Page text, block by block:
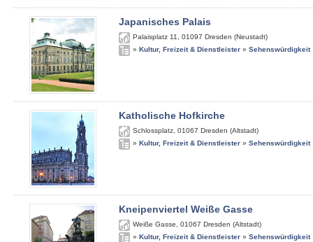
Japanisches Palais
Palaisplatz 11 01097 Dresden (Neustadt)
» Kultur, Freizeit & Dienstleister » Sehenswürdigkeit
Katholische Hofkirche
Schlossplatz 01067 Dresden (Altstadt)
» Kultur, Freizeit & Dienstleister » Sehenswürdigkeit
Kneipenviertel Weiße Gasse
Weiße Gasse 01067 Dresden (Altstadt)
» Kultur, Freizeit & Dienstleister » Sehenswürdigkeit